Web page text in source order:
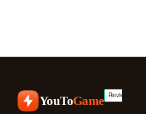
YouToGame